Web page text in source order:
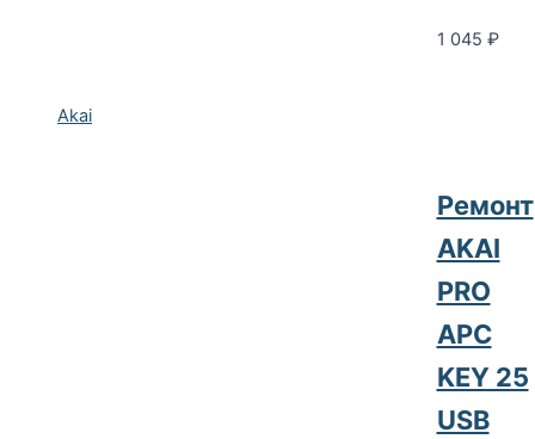
Akai
1 045 ₽
Ремонт
AKAI
PRO
APC
KEY 25
USB